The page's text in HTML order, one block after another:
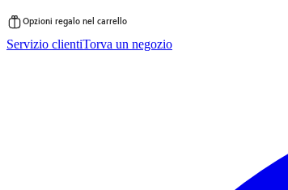
al
Opzioni regalo nel carrello
Servizio clientiTorva un negozio